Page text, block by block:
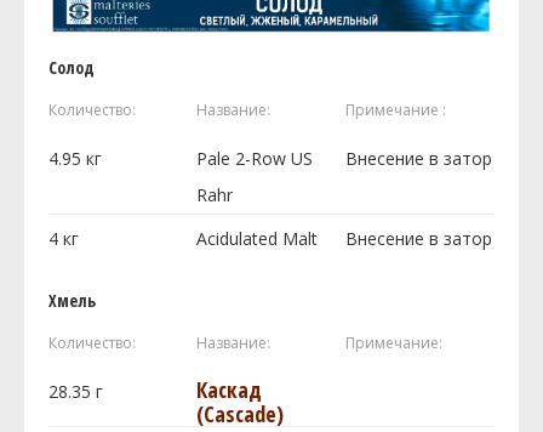
Солод
Количество: Название: Примечание :
4.95 кг
Pale 2-Row US
Rahr
Внесение в затор
4 кг Acidulated Malt Внесение в затор
Хмель
Количество: Название: Примечание:
28.35 г
Каскад
(Cascade)